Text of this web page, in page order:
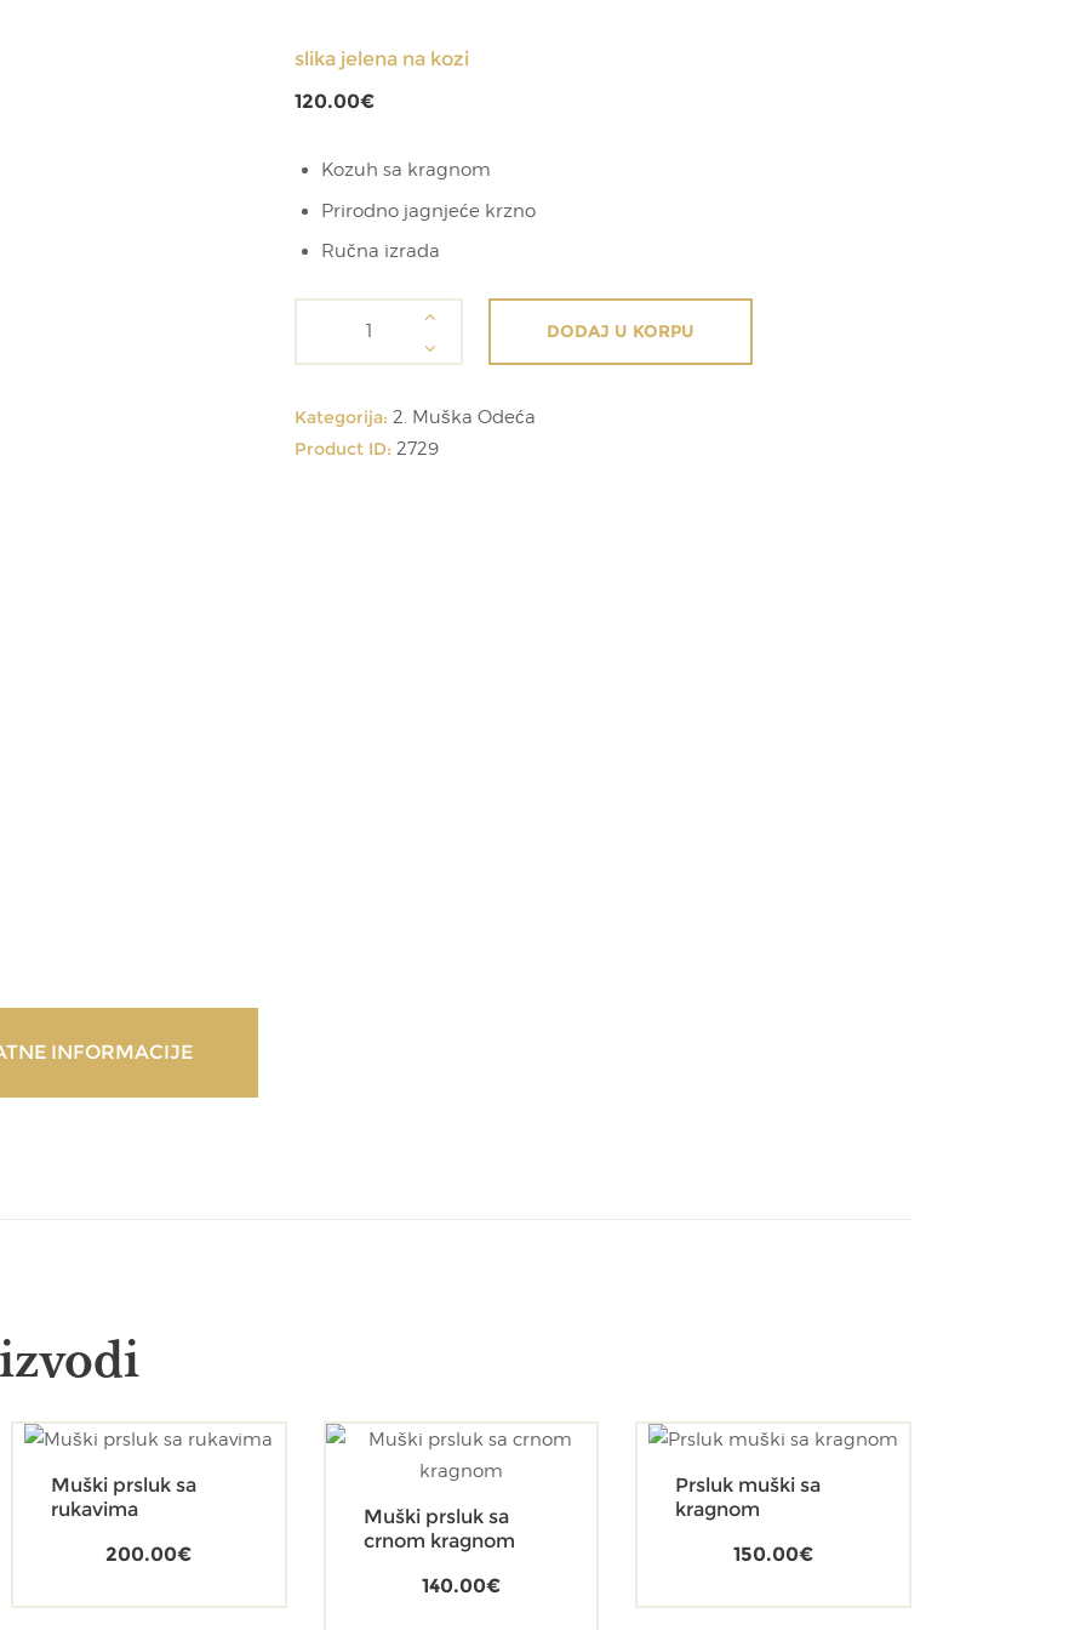
slika jelena na kozi
120.00€
Kozuh sa kragnom
Prirodno jagnjeće krzno
Ručna izrada
kozi
količina
DODAJ U KORPU
Kategorija: 2. Muška Odeća
Product ID: 2729
INFORMACIJE
Muški prsluk sa
rukavima
200.00€
Muški prsluk sa
crnom kragnom
140.00€
Prsluk muški sa
kragnom
150.00€